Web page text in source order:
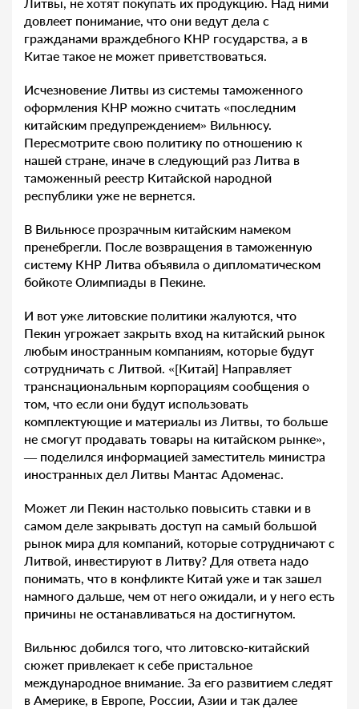
довлеет понимание, что они ведут дела с
гражданами враждебного КНР государства, а в
Китае такое не может приветствоваться.
Исчезновение Литвы из системы таможенного
оформления КНР можно считать «последним
китайским предупреждением» Вильнюсу.
Пересмотрите свою политику по отношению к
нашей стране, иначе в следующий раз Литва в
таможенный реестр Китайской народной
республики уже не вернется.
В Вильнюсе прозрачным китайским намеком
пренебрегли. После возвращения в таможенную
систему КНР Литва объявила о дипломатическом
бойкоте Олимпиады в Пекине.
И вот уже литовские политики жалуются, что
Пекин угрожает закрыть вход на китайский рынок
любым иностранным компаниям, которые будут
сотрудничать с Литвой. «[Китай] Направляет
транснациональным корпорациям сообщения о
том, что если они будут использовать
комплектующие и материалы из Литвы, то больше
не смогут продавать товары на китайском рынке»,
— поделился информацией заместитель министра
иностранных дел Литвы Мантас Адоменас.
Может ли Пекин настолько повысить ставки и в
самом деле закрывать доступ на самый большой
рынок мира для компаний, которые сотрудничают с
Литвой, инвестируют в Литву? Для ответа надо
понимать, что в конфликте Китай уже и так зашел
намного дальше, чем от него ожидали, и у него есть
причины не останавливаться на достигнутом.
Вильнюс добился того, что литовско-китайский
сюжет привлекает к себе пристальное
международное внимание. За его развитием следят
в Америке, в Европе, России, Азии и так далее